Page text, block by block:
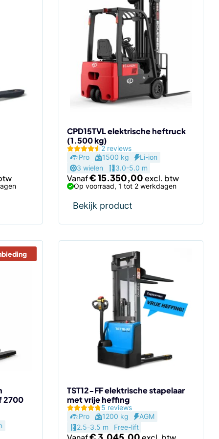
CPD15TVL elektrische heftruck
(1.500 kg)
2 reviews
Pro
1500 kg
Li-ion
3 wielen
3.0-5.0 m
Vanaf€15.350,00
Op voorraad, 1 tot 2 werkdagen
Bekijk product
product
meerdere
variaties.
Deze
optie
gekozen
worden
de
productpagina
2700
TST12-FF elektrische stapelaar
met vrije heffing
5 reviews
Pro
1200 kg
AGM
2.5-3.5 m
Free-lift
meerdere
variaties.
de
productpagina